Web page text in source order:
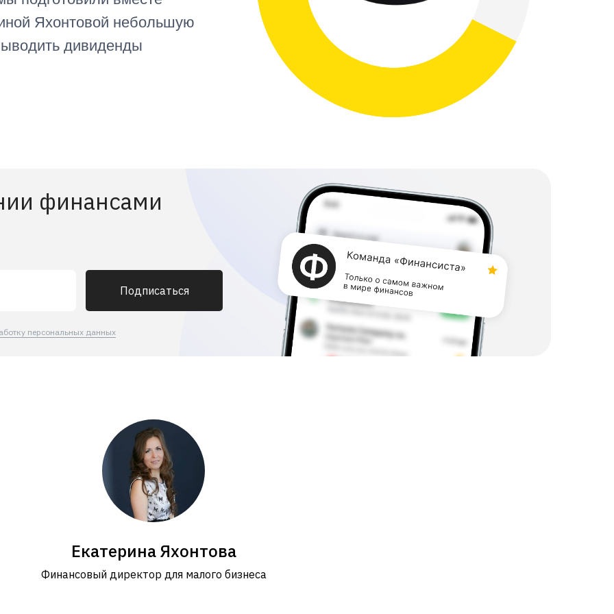
Яхонтовой небольшую
дивиденды
финансами
персональных данных
Подписаться
Екатерина Яхонтова
Финансовый директор для малого бизнеса